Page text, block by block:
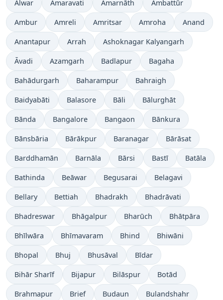
Alwar Amaravati Amarnāth Ambattūr
Ambur Amreli Amritsar Amroha Anand
Anantapur Arrah Ashoknagar Kalyangarh
Āvadi Azamgarh Badlapur Bagaha
Bahādurgarh Baharampur Bahraigh
Baidyabāti Balasore Bāli Bālurghāt
Bānda Bangalore Bangaon Bānkura
Bānsbāria Bārākpur Baranagar Bārāsat
Barddhamān Barnāla Bārsi Bastī Batāla
Bathinda Beāwar Begusarai Belagavi
Bellary Bettiah Bhadrakh Bhadrāvati
Bhadreswar Bhāgalpur Bharūch Bhātpāra
Bhīlwāra Bhīmavaram Bhind Bhiwāni
Bhopal Bhuj Bhusāval Bīdar
Bihār Sharīf Bijapur Bilāspur Botād
Brahmapur Brief Budaun Bulandshahr